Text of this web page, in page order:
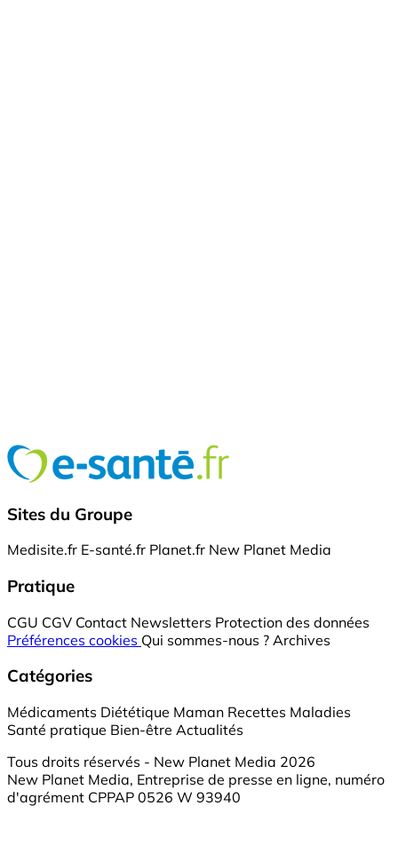
Sites du Groupe
Medisite.fr E-santé.fr Planet.fr New Planet Media
Pratique
CGU CGV Contact Newsletters Protection des données
Préférences cookies Qui sommes-nous ? Archives
Catégories
Médicaments Diététique Maman Recettes Maladies
Santé pratique Bien-être Actualités
Tous droits réservés - New Planet Media 2026
New Planet Media, Entreprise de presse en ligne, numéro
d'agrément CPPAP 0526 W 93940